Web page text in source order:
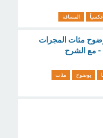
عكسياً المسافة
مئات المجرات
- مع الشرح
بوضوح
مئات